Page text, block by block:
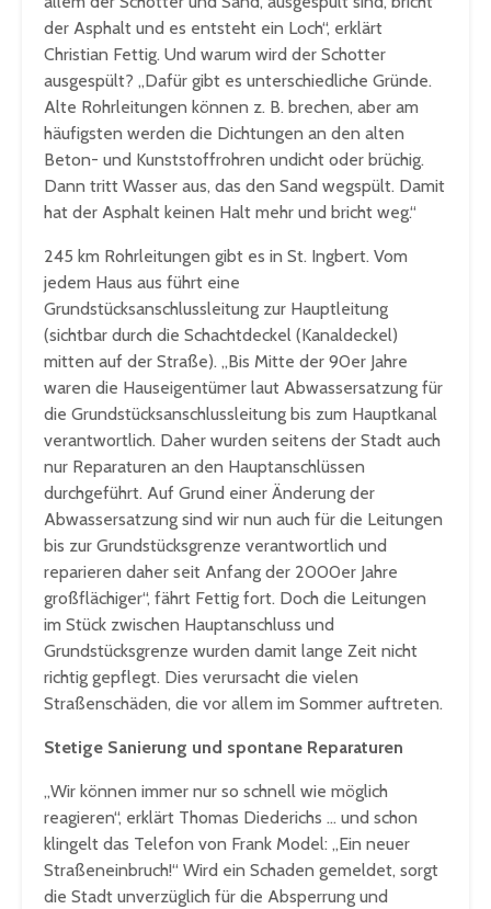
der Asphalt und es entsteht ein Loch“, erklärt
Christian Fettig. Und warum wird der Schotter
ausgespült? „Dafür gibt es unterschiedliche Gründe.
Alte Rohrleitungen können z. B. brechen, aber am
häufigsten werden die Dichtungen an den alten
Beton- und Kunststoffrohren undicht oder brüchig.
Dann tritt Wasser aus, das den Sand wegspült. Damit
hat der Asphalt keinen Halt mehr und bricht weg.“
245 km Rohrleitungen gibt es in St. Ingbert. Vom
jedem Haus aus führt eine
Grundstücksanschlussleitung zur Hauptleitung
(sichtbar durch die Schachtdeckel (Kanaldeckel)
mitten auf der Straße). „Bis Mitte der 90er Jahre
waren die Hauseigentümer laut Abwassersatzung für
die Grundstücksanschlussleitung bis zum Hauptkanal
verantwortlich. Daher wurden seitens der Stadt auch
nur Reparaturen an den Hauptanschlüssen
durchgeführt. Auf Grund einer Änderung der
Abwassersatzung sind wir nun auch für die Leitungen
bis zur Grundstücksgrenze verantwortlich und
reparieren daher seit Anfang der 2000er Jahre
großflächiger“, fährt Fettig fort. Doch die Leitungen
im Stück zwischen Hauptanschluss und
Grundstücksgrenze wurden damit lange Zeit nicht
richtig gepflegt. Dies verursacht die vielen
Straßenschäden, die vor allem im Sommer auftreten.
Stetige Sanierung und spontane Reparaturen
„Wir können immer nur so schnell wie möglich
reagieren“, erklärt Thomas Diederichs … und schon
klingelt das Telefon von Frank Model: „Ein neuer
Straßeneinbruch!“ Wird ein Schaden gemeldet, sorgt
die Stadt unverzüglich für die Absperrung und